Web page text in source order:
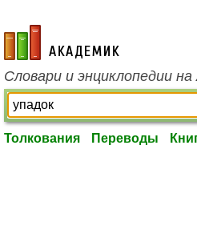
academic.ru
Словари и энциклопедии
Толкования Переводы